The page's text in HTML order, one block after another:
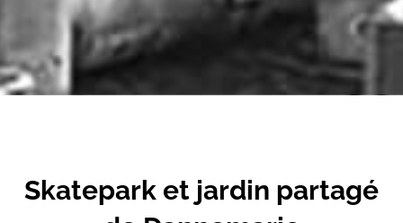
Skatepark et jardin partagé